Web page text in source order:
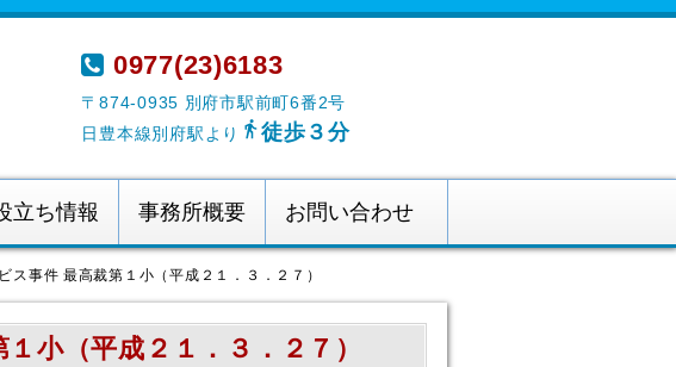
0977(23)6183
〒874-0935 別府市駅前町6番2号
日豊本線別府駅より 徒歩３分
立ち情報 事務所概要 お問い合わせ
ス事件 最高裁第１小（平成２１．３．２７）
小（平成２１．３．２７）